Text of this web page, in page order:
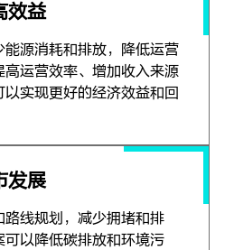
效益
源消耗和排放，降低运营
高运营效率、增加收入来源
实现更好的经济效益和回
发展
线规划，减少拥堵和排
以降低碳排放和环境污